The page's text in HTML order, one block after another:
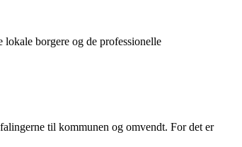
borgere og de professionelle
til kommunen og omvendt. For det er